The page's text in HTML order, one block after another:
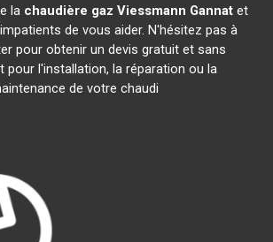
la chaudière gaz Viessmann Gannat et
de vous aider. N'hésitez pas à
pour obtenir un devis gratuit et sans
pour l'installation, la réparation ou la
de votre chaudi